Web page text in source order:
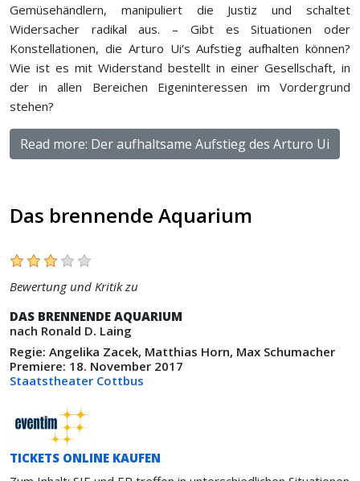
Gemüsehändlern, manipuliert die Justiz und schaltet
Widersacher radikal aus. – Gibt es Situationen oder
Konstellationen, die Arturo Ui‘s Aufstieg aufhalten können?
Wie ist es mit Widerstand bestellt in einer Gesellschaft, in
der in allen Bereichen Eigeninteressen im Vordergrund
stehen?
Read more: Der aufhaltsame Aufstieg des Arturo Ui
Das brennende Aquarium
Bewertung und Kritik zu
DAS BRENNENDE AQUARIUM
nach Ronald D. Laing
Regie: Angelika Zacek, Matthias Horn, Max Schumacher
Premiere: 18. November 2017
Staatstheater Cottbus
TICKETS ONLINE KAUFEN